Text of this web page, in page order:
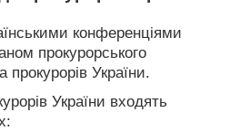
конференціями
прокурорського
України.
України входять